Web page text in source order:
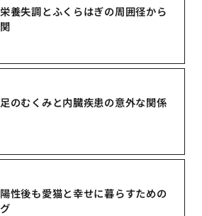
養失調とふくらはぎの周囲径から
のむくみと内臓疾患の意外な関係
性後も愛猫と幸せに暮らすための